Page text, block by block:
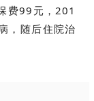
费99元，201
，随后住院治